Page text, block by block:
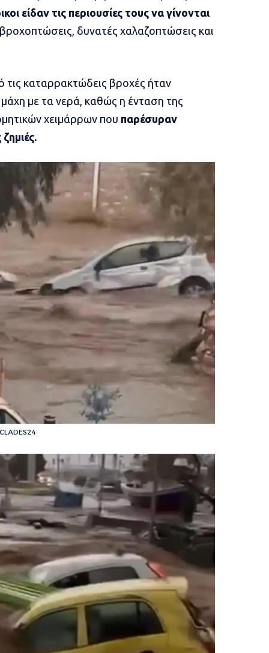
είδαν τις περιουσίες τους να γίνονται
δυνατές χαλαζοπτώσεις και
καταρρακτώδεις βροχές ήταν
με τα νερά, καθώς η ένταση της
χειμάρρων που παρέσυραν